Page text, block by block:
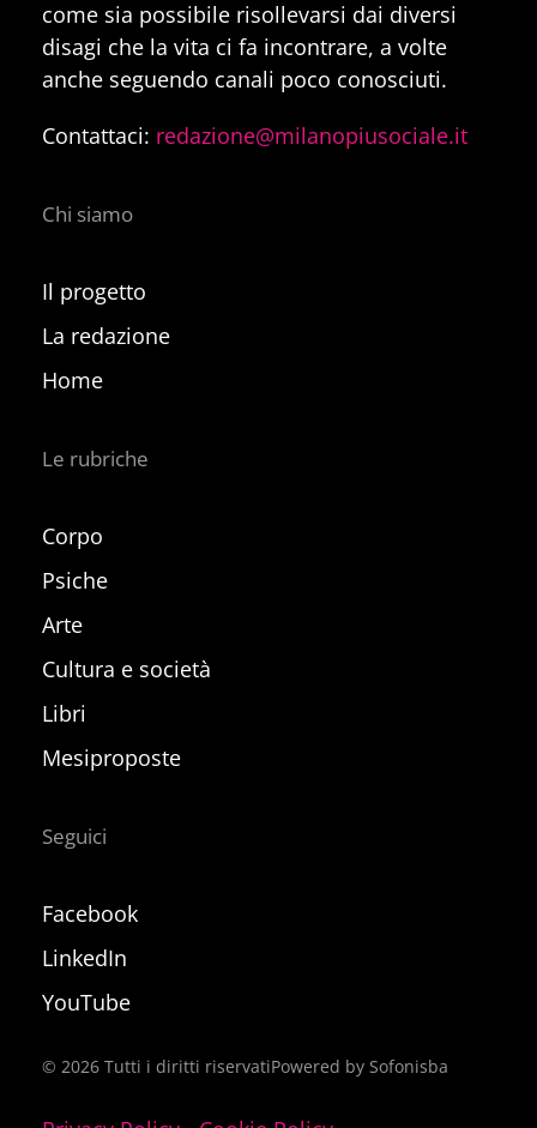
come sia possibile risollevarsi dai diversi
disagi che la vita ci fa incontrare, a volte
anche seguendo canali poco conosciuti.
Contattaci: redazione@milanopiusociale.it
Chi siamo
Il progetto
La redazione
Home
Le rubriche
Corpo
Psiche
Arte
Cultura e società
Libri
Mesiproposte
Seguici
Facebook
LinkedIn
YouTube
© 2026 Tutti i diritti riservatiPowered by Sofonisba